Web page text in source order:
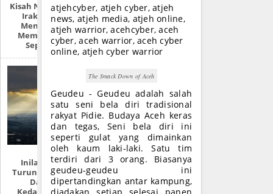
Kisah Nyata Perang
Irak: “Mereka
Menyiksa Dan
Memperkosaku
Seperti Ini!”
Inilah Tempat
Turunnya Nabi Isa
Dan 7 Ciri
Kedatangannya
atjehcyber, atjeh cyber, atjeh
news, atjeh media, atjeh online,
atjeh warrior, acehcyber, aceh
cyber, aceh warrior, aceh cyber
online, atjeh cyber warrior
The Smack Down of Aceh
Geudeu - Geudeu adalah salah
satu seni bela diri tradisional
rakyat Pidie. Budaya Aceh keras
dan tegas, Seni bela diri ini
seperti gulat yang dimainkan
oleh kaum laki-laki. Satu tim
terdiri dari 3 orang. Biasanya
geudeu-geudeu ini
dipertandingkan antar kampung,